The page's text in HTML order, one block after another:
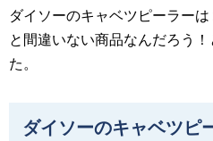
ダイソーのキャベツピーラー
と間違いない商品なんだろう
た。
ダイソーのキャベツピ